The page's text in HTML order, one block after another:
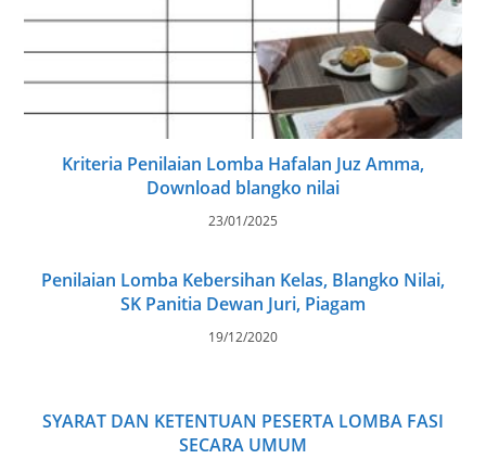
Kriteria Penilaian Lomba Hafalan Juz Amma,
Download blangko nilai
23/01/2025
Penilaian Lomba Kebersihan Kelas, Blangko Nilai,
SK Panitia Dewan Juri, Piagam
19/12/2020
SYARAT DAN KETENTUAN PESERTA LOMBA FASI
SECARA UMUM